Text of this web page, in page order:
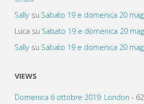
Sallysu Sabato 19 e domenica 20
Luca su Sabato 19 e domenica 20
Sallysu Sabato 19 e domenica 20
VIEWS
Domenica 6 ottobre 2019: London -